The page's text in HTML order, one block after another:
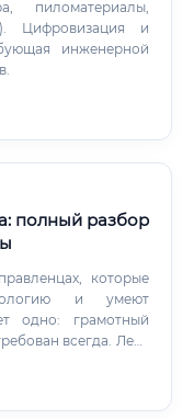
пиломатериалы,
Цифровизация и
инженерной
полный разбор
которые
и умеют
одно: грамотный
всегда. Леса